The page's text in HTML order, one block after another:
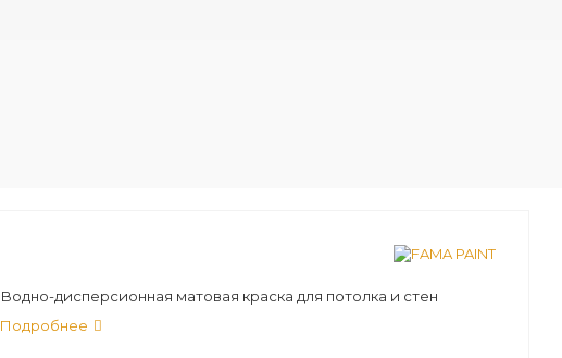
Водно-дисперсионная матовая краска для потолка и стен
Подробнее